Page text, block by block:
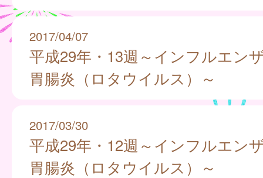
2017/04/07
平成29年・13週～インフルエン
胃腸炎（ロタウイルス）～
2017/03/30
平成29年・12週～インフルエン
胃腸炎（ロタウイルス）～